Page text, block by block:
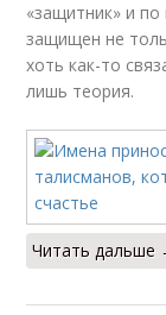
«защитник» и по
защищен не
хоть как-то
лишь теория.
Читать дальше